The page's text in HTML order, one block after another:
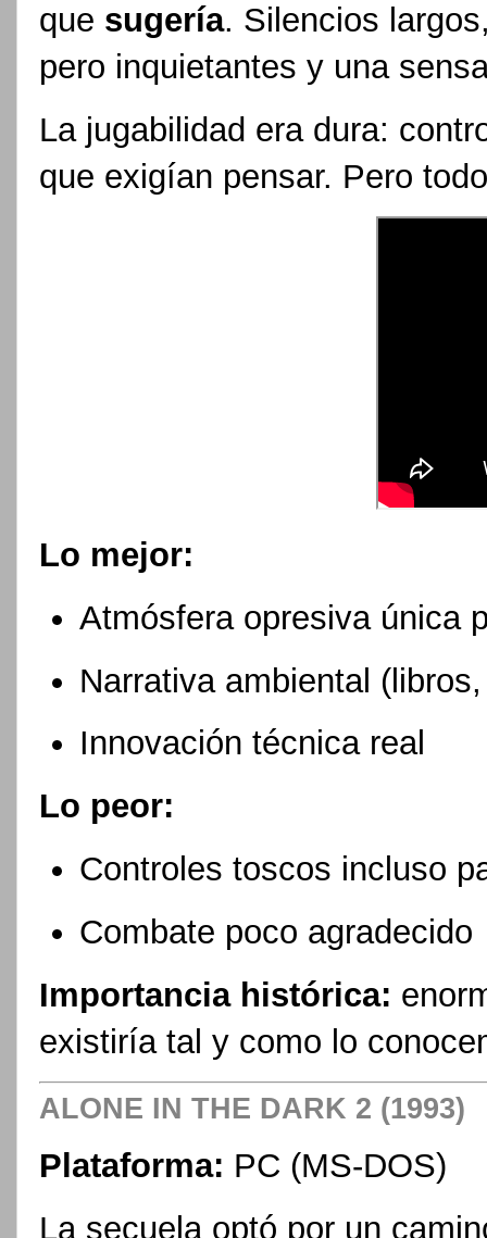
que sugería. Silencios
pero inquietantes y una
La jugabilidad era dura:
que exigían pensar. Pero
Lo mejor:
Atmósfera opresiva única
Narrativa ambiental
Innovación técnica real
Lo peor:
Controles toscos incluso
Combate poco agradecido
Importancia histórica:
existiría tal y como lo
ALONE IN THE DARK 2 (1993)
Plataforma: PC (MS-DOS)
La secuela optó por un